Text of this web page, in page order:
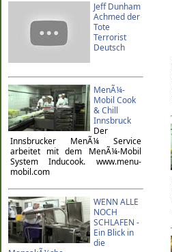
Jeff Dunham
Achmed der
Tote
Terrorist
Deutsch
MenÃ¼-
Mobil Cook
& Chill
Innsbruck
Der
Innsbrucker MenÃ¼ Service
arbeitet mit dem MenÃ¼-Mobil
System Inducook. www.menu-
mobil.com
WENN ALLE
NOCH
SCHLAFEN -
Ein Blick in
die